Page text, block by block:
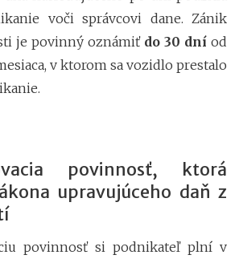
voči správcovi dane. Zánik
je povinný oznámiť do 30 dní od
v ktorom sa vozidlo prestalo
povinnosť, ktorá
upravujúceho daň z
povinnosť si podnikateľ plní v